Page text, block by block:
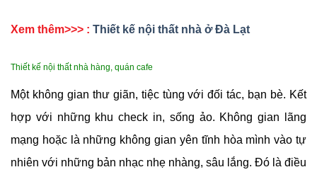
Xem thêm>>> : Thiết kế nội thất nhà ở Đà Lạt
Thiết kế nội thất nhà hàng, quán cafe
Một không gian thư giãn, tiệc tùng với đối tác, bạn bè. Kết
hợp với những khu check in, sống ảo. Không gian lãng
mạng hoặc là những không gian yên tĩnh hòa mình vào tự
nhiên với những bản nhạc nhẹ nhàng, sâu lắng. Đó là điều